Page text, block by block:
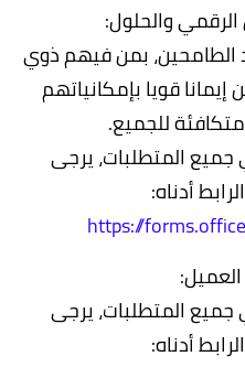
الطامحين، بمن فيهم ذوي
إيمانا قويا بإمكانياتهم
للجميع.
المتطلبات، يرجى
أدناه:
https://
المتطلبات، يرجى
أدناه: